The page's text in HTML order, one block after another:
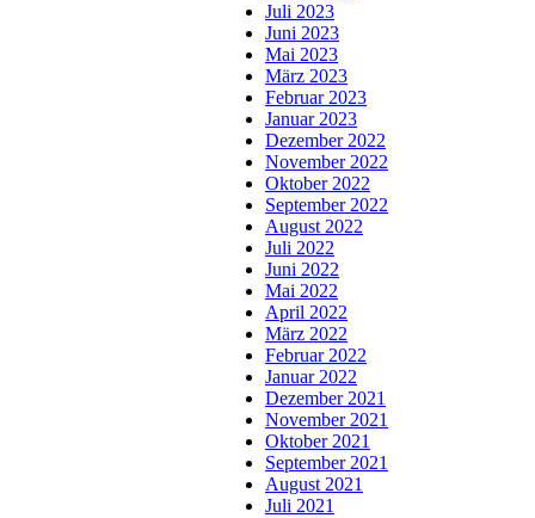
Juli 2023
Juni 2023
Mai 2023
März 2023
Februar 2023
Januar 2023
Dezember 2022
November 2022
Oktober 2022
September 2022
August 2022
Juli 2022
Juni 2022
Mai 2022
April 2022
März 2022
Februar 2022
Januar 2022
Dezember 2021
November 2021
Oktober 2021
September 2021
August 2021
Juli 2021